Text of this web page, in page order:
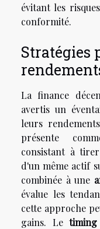
évitant les
conformité.
Stratégies
La finance
avertis un
leurs
présente
consistant à
d'un même actif
combinée à une
évalue les
cette approche
gains. Le